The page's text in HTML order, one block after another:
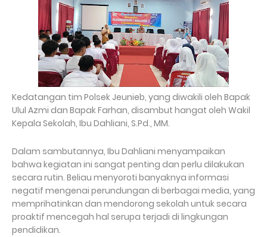
​Kedatangan tim Polsek Jeunieb, yang diwakili oleh Bapak
Ulul Azmi dan Bapak Farhan, disambut hangat oleh Wakil
Kepala Sekolah, Ibu Dahliani, S.Pd., MM.
​Dalam sambutannya, Ibu Dahliani menyampaikan
bahwa kegiatan ini sangat penting dan perlu dilakukan
secara rutin. Beliau menyoroti banyaknya informasi
negatif mengenai perundungan di berbagai media, yang
memprihatinkan dan mendorong sekolah untuk secara
proaktif mencegah hal serupa terjadi di lingkungan
pendidikan.